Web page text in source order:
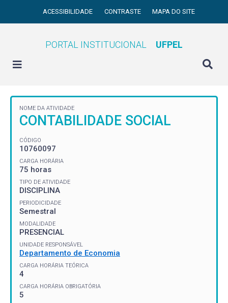
ACESSIBILIDADE CONTRASTE MAPA DO SITE
PORTAL INSTITUCIONAL UFPEL
NOME DA ATIVIDADE
CONTABILIDADE SOCIAL
CÓDIGO
10760097
CARGA HORÁRIA
75 horas
TIPO DE ATIVIDADE
DISCIPLINA
PERIODICIDADE
Semestral
MODALIDADE
PRESENCIAL
UNIDADE RESPONSÁVEL
Departamento de Economia
CARGA HORÁRIA TEÓRICA
4
CARGA HORÁRIA OBRIGATÓRIA
5